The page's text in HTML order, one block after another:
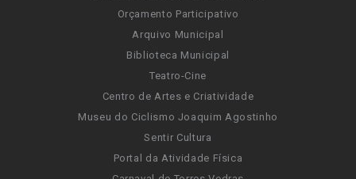
Orçamento Participativo
Arquivo Municipal
Biblioteca Municipal
Teatro-Cine
Centro de Artes e Criatividade
Museu do Ciclismo Joaquim Agostinho
Sentir Cultura
Portal da Atividade Física